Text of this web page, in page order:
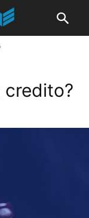
credito?